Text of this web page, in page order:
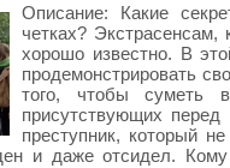
Описание: Какие
четках? Экстрасенсам,
хорошо известно. В
продемонстрировать
того, чтобы суметь
присутствующих
преступник, который
и даже отсидел. Кому